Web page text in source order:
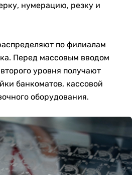
нумерацию, резку и
по филиалам
Перед массовым вводом
уровня получают
банкоматов, кассовой
оборудования.